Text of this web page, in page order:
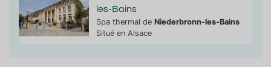
les-Bains
Spa thermal de Niederbronn-les-Bains
Situé en Alsace